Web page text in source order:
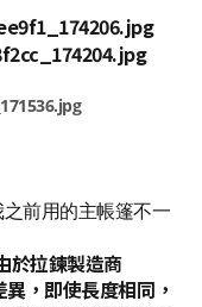
前用的主帳篷不一
於拉鍊製造商
異，即使長度相同，